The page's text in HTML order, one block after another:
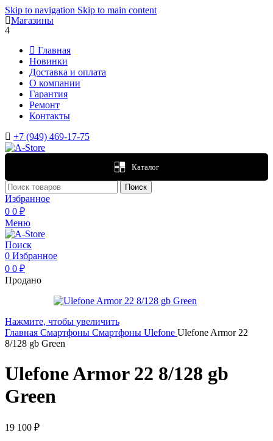
Skip to navigation Skip to main content
Магазины
4
Главная
Новинки
Доставка и оплата
О компании
Гарантия
Ремонт
Контакты
+7 (949) 469-17-75
Каталог
Поиск
Избранное
0 0 ₽
Меню
Поиск
0 Избранное
0 0 ₽
Продано
Нажмите, чтобы увеличить
Главная Смартфоны Смартфоны Ulefone Ulefone Armor 22
8/128 gb Green
Ulefone Armor 22 8/128 gb
Green
19 100 ₽